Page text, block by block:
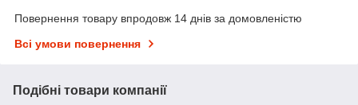
Повернення товару впродовж 14 днів за домовленістю
Всі умови повернення
Подібні товари компанії